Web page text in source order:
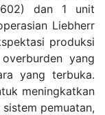
dan 1 unit
Liebherr
produksi
yang
yang terbuka.
meningkatkan
pemuatan,